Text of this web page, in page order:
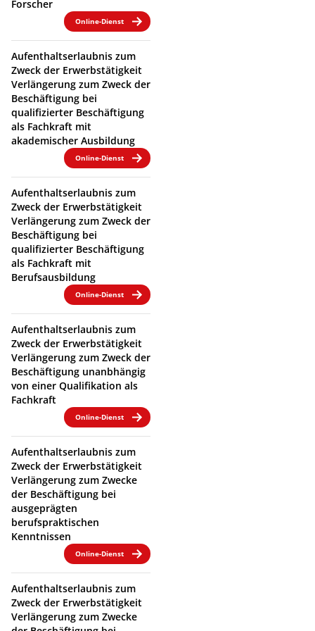
Forscher
Online-Dienst
Aufenthaltserlaubnis zum
Zweck der Erwerbstätigkeit
Verlängerung zum Zweck der
Beschäftigung bei
qualifizierter Beschäftigung
als Fachkraft mit
akademischer Ausbildung
Online-Dienst
Aufenthaltserlaubnis zum
Zweck der Erwerbstätigkeit
Verlängerung zum Zweck der
Beschäftigung bei
qualifizierter Beschäftigung
als Fachkraft mit
Berufsausbildung
Online-Dienst
Aufenthaltserlaubnis zum
Zweck der Erwerbstätigkeit
Verlängerung zum Zweck der
Beschäftigung unanbhängig
von einer Qualifikation als
Fachkraft
Online-Dienst
Aufenthaltserlaubnis zum
Zweck der Erwerbstätigkeit
Verlängerung zum Zwecke
der Beschäftigung bei
ausgeprägten
berufspraktischen
Kenntnissen
Online-Dienst
Aufenthaltserlaubnis zum
Zweck der Erwerbstätigkeit
Verlängerung zum Zwecke